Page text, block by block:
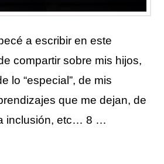
a escribir en este
compartir sobre mis hijos,
lo “especial”, de mis
que me dejan, de
inclusión, etc… 8 …